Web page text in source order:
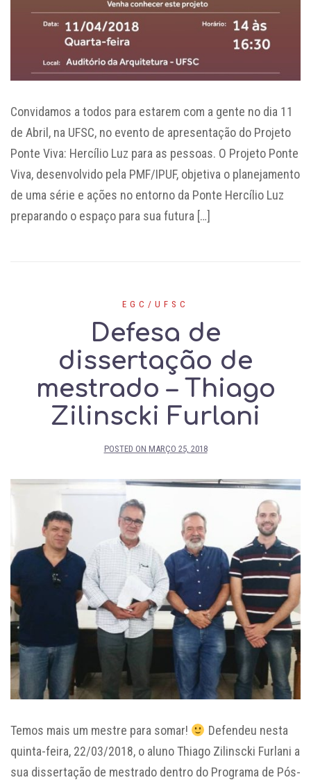
Convidamos a todos para estarem com a gente no dia 11
de Abril, na UFSC, no evento de apresentação do Projeto
Ponte Viva: Hercílio Luz para as pessoas. O Projeto Ponte
Viva, desenvolvido pela PMF/IPUF, objetiva o planejamento
de uma série e ações no entorno da Ponte Hercílio Luz
preparando o espaço para sua futura […]
EGC/UFSC
Defesa de
dissertação de
mestrado – Thiago
Zilinscki Furlani
POSTED ON MARÇO 25, 2018
Temos mais um mestre para somar!
Defendeu nesta
quinta-feira, 22/03/2018, o aluno Thiago Zilinscki Furlani a
sua dissertação de mestrado dentro do Programa de Pós-